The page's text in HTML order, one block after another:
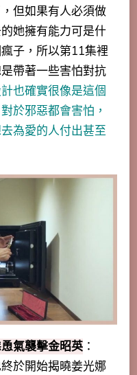
但如果有人必須做
她擁有能力可是什
子，所以第11集裡
帶著一些害怕對抗
也確實很像是這個
於邪惡都會害怕，
為愛的人付出甚至
氣襲擊金昭英 ：
於開始揭曉姜光娜